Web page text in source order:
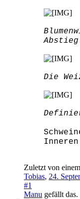
Die
Zuletzt von
Tobias, 24.
#1
Manu gefällt das.